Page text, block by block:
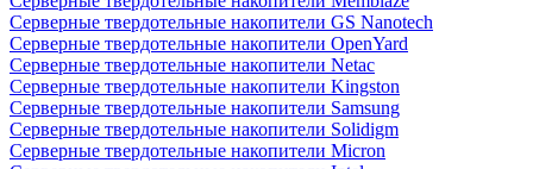
Cерверные твердотельные накопители GS Nanotech
Серверные твердотельные накопители OpenYard
Серверные твердотельные накопители Netac
Cерверные твердотельные накопители Kingston
Cерверные твердотельные накопители Samsung
Cерверные твердотельные накопители Solidigm
Cерверные твердотельные накопители Micron